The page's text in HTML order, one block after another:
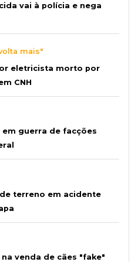
vai à polícia e nega
mais"
eletricista morto por
CNH
guerra de facções
terreno em acidente
venda de cães "fake"